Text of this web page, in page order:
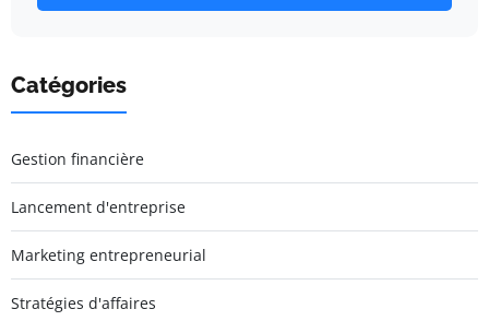
Catégories
Gestion financière
Lancement d'entreprise
Marketing entrepreneurial
Stratégies d'affaires